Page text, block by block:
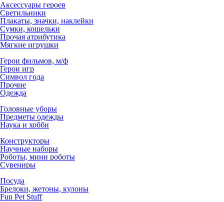
Аксессуары героев
Светильники
Плакаты, значки, наклейки
Сумки, кошельки
Прочая атрибутика
Мягкие игрушки
Герои фильмов, м/ф
Герои игр
Символ года
Прочие
Одежда
Головные уборы
Предметы одежды
Наука и хобби
Конструкторы
Научные наборы
Роботы, мини роботы
Сувениры
Посуда
Брелоки, жетоны, кулоны
Fun Pet Stuff